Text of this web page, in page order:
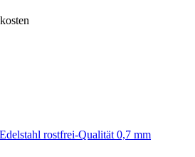
rostfrei-Qualität 0,7 mm